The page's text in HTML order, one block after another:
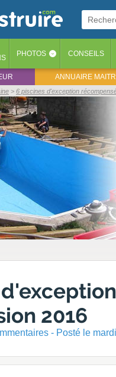
PHOTOS ‹ CONSEILS
ANNUAIRE
6 piscines d'exception
2016
- Posté le